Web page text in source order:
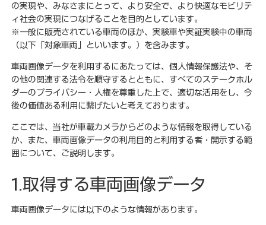
の実現や、みなさまにとって、より安全で、より快適なモビリテ
ィ社会の実現につなげることを目的としています。
※一般に販売されている車両のほか、実験車や実証実験中の車両
（以下「対象車両」といいます。）を含みます。
車両画像データを利用するにあたっては、個人情報保護法や、そ
の他の関連する法令を順守するとともに、すべてのステークホル
ダーのプライバシー・人権を尊重した上で、適切な活用をし、今
後の価値ある利用に繋げたいと考えております。
ここでは、当社が車載カメラからどのような情報を取得している
か、また、車両画像データの利用目的と利用する者・開示する範
囲について、ご説明します。
1.取得する車両画像データ
車両画像データには以下のような情報があります。